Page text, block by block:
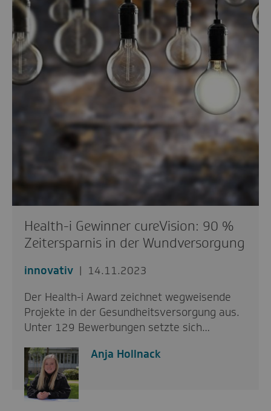
Health-i Gewinner cureVision: 90 %
Zeitersparnis in der Wundversorgung
innovativ
14.11.2023
Der Health-i Award zeichnet wegweisende
Projekte in der Gesundheitsversorgung aus.
Unter 129 Bewerbungen setzte sich…
Anja Hollnack